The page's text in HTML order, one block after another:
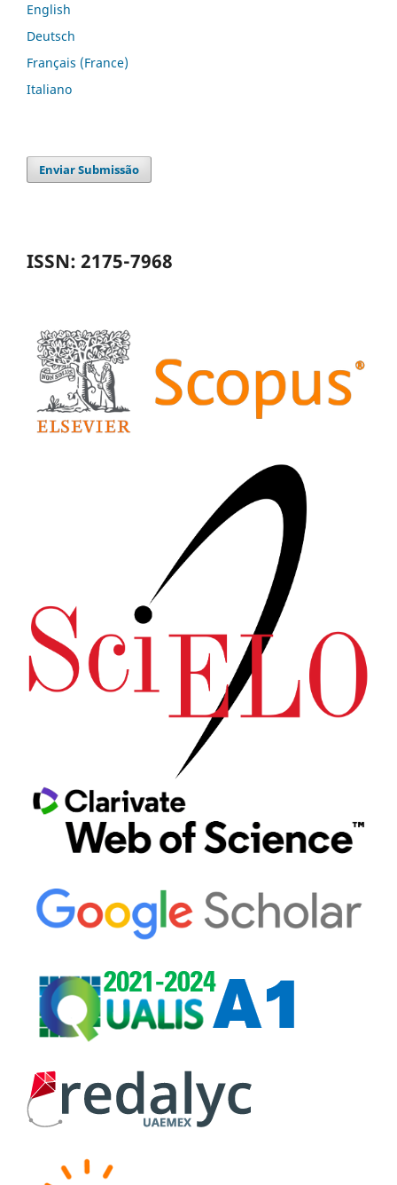
English
Deutsch
Français (France)
Italiano
Enviar Submissão
ISSN: 2175-7968